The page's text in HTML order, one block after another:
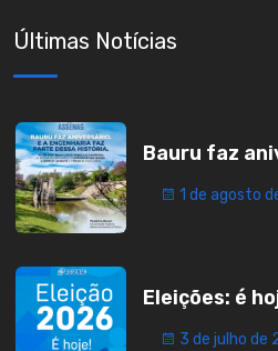
Últimas Notícias
Bauru faz
1 de agosto
Eleições: é
3 de julho de